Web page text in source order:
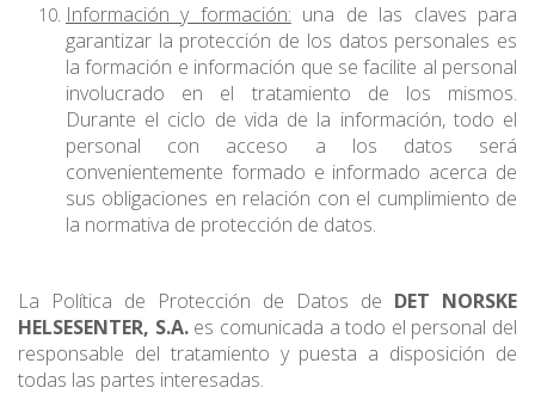
Información y formación: una de las claves para
garantizar la protección de los datos personales es
la formación e información que se facilite al personal
involucrado en el tratamiento de los mismos.
Durante el ciclo de vida de la información, todo el
personal con acceso a los datos será
convenientemente formado e informado acerca de
sus obligaciones en relación con el cumplimiento de
la normativa de protección de datos.
La Política de Protección de Datos de DET NORSKE
HELSESENTER, S.A.es comunicada a todo el personal del
responsable del tratamiento y puesta a disposición de
todas las partes interesadas.